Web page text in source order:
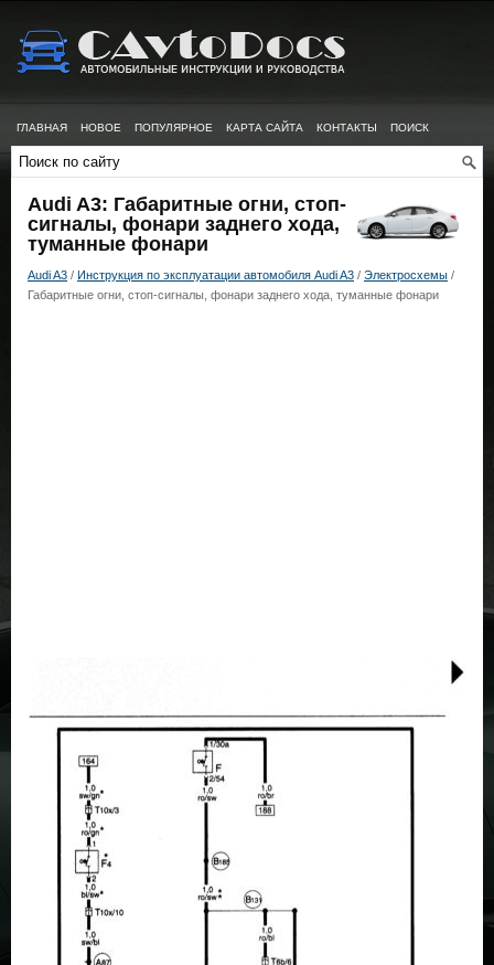
ГЛАВНАЯ НОВОЕ ПОПУЛЯРНОЕ КАРТА САЙТА КОНТАКТЫ ПОИСК
Audi A3: Габаритные огни, стоп-
сигналы, фонари заднего хода,
туманные фонари
Audi A3 / Инструкция по эксплуатации автомобиля Audi A3 / Электросхемы /
Габаритные огни, стоп-сигналы, фонари заднего хода, туманные фонари